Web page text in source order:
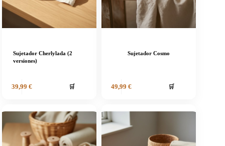
Sujetador Cherlylada (2
versiones)
39,99 € 🛒
Sujetador Cosmo
49,99 € 🛒